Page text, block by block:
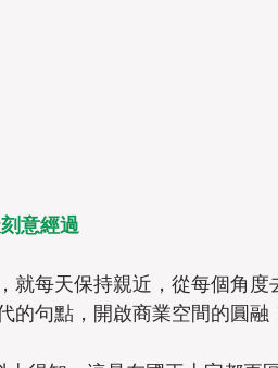
意經過
就每天保持親近，從每個角
的句點，開啟商業空間的圓融